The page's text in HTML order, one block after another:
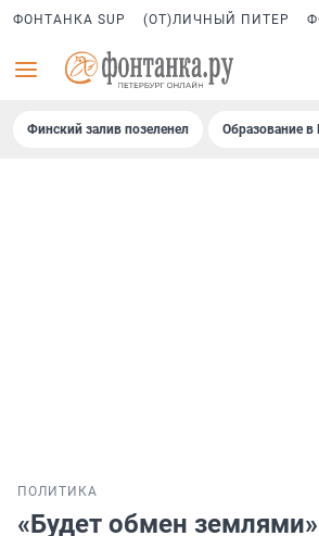
ФОНТАНКА SUP (ОТ)ЛИЧНЫЙ ПИТЕР
Финский залив позеленел Образование в
ПОЛИТИКА
«Будет обмен